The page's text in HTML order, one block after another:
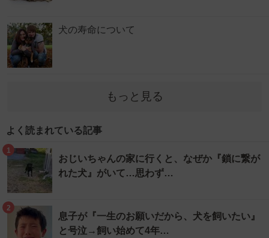
犬の寿命について
もっと見る
よく読まれている記事
1
おじいちゃんの家に行くと、なぜか『鎖に繋が
れた犬』がいて…思わず…
2
息子が『一生のお願いだから、犬を飼いたい』
と号泣→飼い始めて4年…